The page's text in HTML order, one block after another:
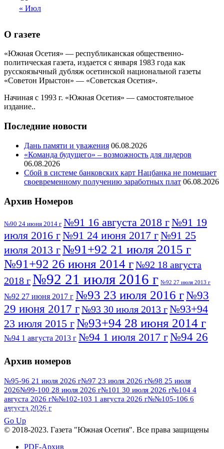
« Июл
О газете
«Южная Осетия» — республиканская общественно-
политическая газета, издается с января 1983 года как
русскоязычный дубляж осетинской национальной газеты
«Советон Ирыстон» — «Советская Осетия».
Начиная с 1993 г. «Южная Осетия» — самостоятельное
издание..
Последние новости
Дань памяти и уважения 06.08.2026
«Команда будущего» – возможность для лидеров
06.08.2026
Сбой в системе банковских карт Нацбанка не помешает
своевременному получению заработных плат 06.08.2026
Архив Номеров
№90 24 июня 2014 г №91 16 августа 2018 г№91 19
июля 2016 г№91 24 июня 2017 г№91 25
июля 2013 г№91+92 21 июля 2015 г
№91+92 26 июня 2014 г№92 18 августа
2018 г№92 21 июля 2016 г №92 27 июля 2013 г
№92 27 июня 2017 г №93 23 июля 2016 г№93
29 июня 2017 г№93 30 июля 2013 г№93+94
23 июля 2015 г№93+94 28 июня 2014 г
№94 1 августа 2013 г №94 1 июля 2017 г№94 26
№95 7 августа 2012 г
№95 28 июля 2016 г№95+96 3 августа
2013 г№96 6 июля 2017 г№96 9 августа
2012 г №96 28 июля 2015 г
№96+97 30 июля 2016 г
№97 11 августа 2012 г
Архив номеров
№95-96 21 июля 2026 г№97 23 июля 2026 г№98 25 июля
2026№99-100 28 июля 2026 г№101 30 июля 2026 г№104 4
августа 2026 г№№102-103 1 августа 2026 г№№105-106 6
августа 2026 г
ПОСМОТРЕТЬ ВСЕ
Go Up
© 2018-2023. Газета "Южная Осетия". Все права защищены
PDF-Архив